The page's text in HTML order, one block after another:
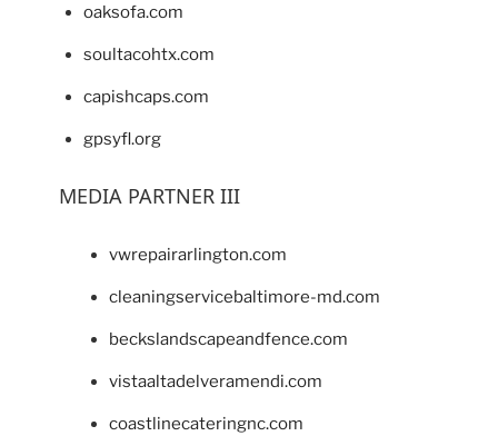
oaksofa.com
soultacohtx.com
capishcaps.com
gpsyfl.org
MEDIA PARTNER III
vwrepairarlington.com
cleaningservicebaltimore-md.com
beckslandscapeandfence.com
vistaaltadelveramendi.com
coastlinecateringnc.com